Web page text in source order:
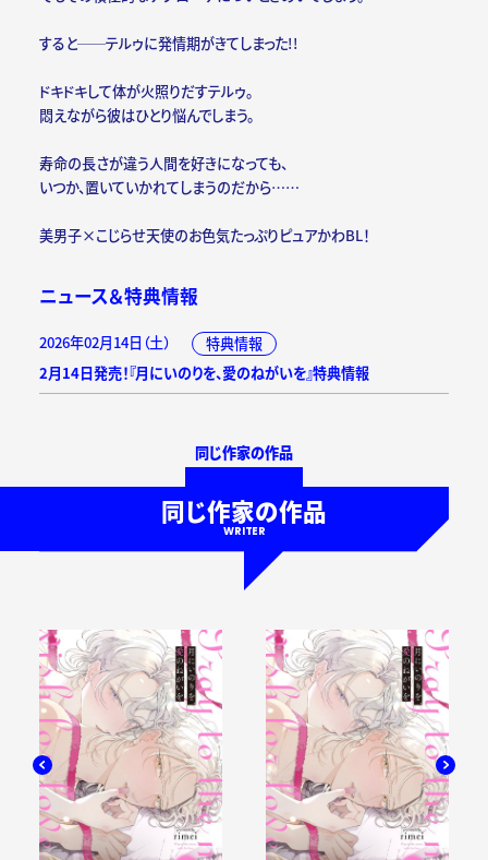
すると──テルゥに発情期がきてしまった!!
ドキドキして体が火照りだすテルゥ。
悶えながら彼はひとり悩んでしまう。
寿命の長さが違う人間を好きになっても、
いつか、置いていかれてしまうのだから……
美男子×こじらせ天使のお色気たっぷりピュアかわBL！
ニュース＆特典情報
2026年02月14日（土）
特典情報
2月14日発売！『月にいのりを、愛のねがいを』特典情報
同じ作家の作品
同じ作家の作品
WRITER